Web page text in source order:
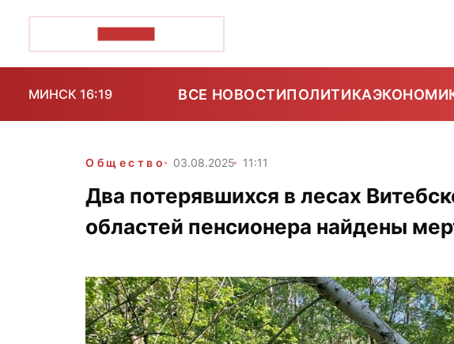
МИНСК 16:19 ВСЕ НОВОСТИПОЛИТИКА
Общество 03.08.2025 11:11
Два потерявшихся в лесах
областей пенсионера найдены